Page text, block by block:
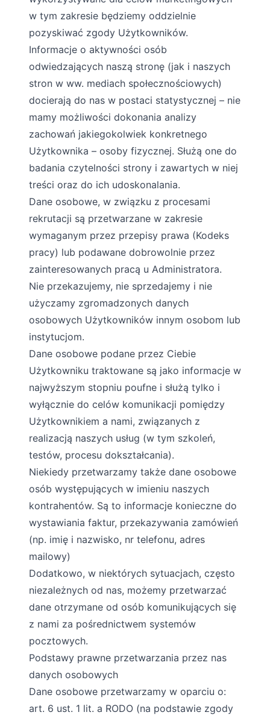
w tym zakresie będziemy oddzielnie
pozyskiwać zgody Użytkowników.
Informacje o aktywności osób
odwiedzających naszą stronę (jak i naszych
stron w ww. mediach społecznościowych)
docierają do nas w postaci statystycznej – nie
mamy możliwości dokonania analizy
zachowań jakiegokolwiek konkretnego
Użytkownika – osoby fizycznej. Służą one do
badania czytelności strony i zawartych w niej
treści oraz do ich udoskonalania.
Dane osobowe, w związku z procesami
rekrutacji są przetwarzane w zakresie
wymaganym przez przepisy prawa (Kodeks
pracy) lub podawane dobrowolnie przez
zainteresowanych pracą u Administratora.
Nie przekazujemy, nie sprzedajemy i nie
użyczamy zgromadzonych danych
osobowych Użytkowników innym osobom lub
instytucjom.
Dane osobowe podane przez Ciebie
Użytkowniku traktowane są jako informacje w
najwyższym stopniu poufne i służą tylko i
wyłącznie do celów komunikacji pomiędzy
Użytkownikiem a nami, związanych z
realizacją naszych usług (w tym szkoleń,
testów, procesu dokształcania).
Niekiedy przetwarzamy także dane osobowe
osób występujących w imieniu naszych
kontrahentów. Są to informacje konieczne do
wystawiania faktur, przekazywania zamówień
(np. imię i nazwisko, nr telefonu, adres
mailowy)
Dodatkowo, w niektórych sytuacjach, często
niezależnych od nas, możemy przetwarzać
dane otrzymane od osób komunikujących się
z nami za pośrednictwem systemów
pocztowych.
Podstawy prawne przetwarzania przez nas
danych osobowych
Dane osobowe przetwarzamy w oparciu o:
art. 6 ust. 1 lit. a RODO (na podstawie zgody